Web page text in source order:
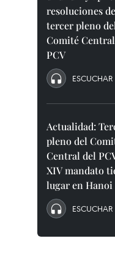
resoluciones
tercer pleno
Comité
PCV
ESCUCHAR
Actualidad:
pleno del
Central del
XIV mandato
lugar en Hanoi
ESCUCHAR